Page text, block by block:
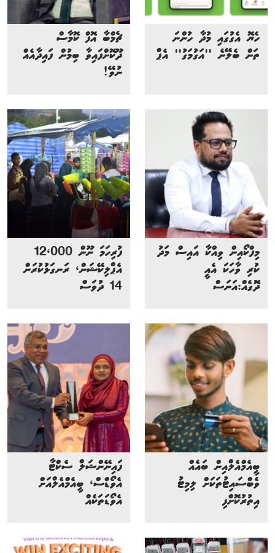
ހެޔޮ އެގުގައި މުދާ ހުންނަ
ތަން ބެލޭނެ ''އަގުމަގު'' އެޕް
ޗެމްބާ އޮފް ކޮމާސް
ދޫކޮށްފައިވާ ބިމުން ފައިދާއެއް
ނުވޭ!
މިފްކޯއިން ވިއްކާ އައިސް މަދު
ކުރި ވާހަކަ އެއީ
ދޮގެއް:އަނަސް
ފުރިހަމަ ނޫން 12،000
އެޕްލިކޭޝަން، ރަނގަޅުކުރަން
14 ދުވަސް
ބީއެމްއެލްއިން ބައެއް
ވެބްސައިޓުތަކަށް ލިމިޓު
އިތުރުކޮށްފި
ފައިނޭންޝަލް ސެކްޓާ
އެވޯޑްސް، ބީއެމްއެލްއަށް
އެވޯޑަތަކެއް